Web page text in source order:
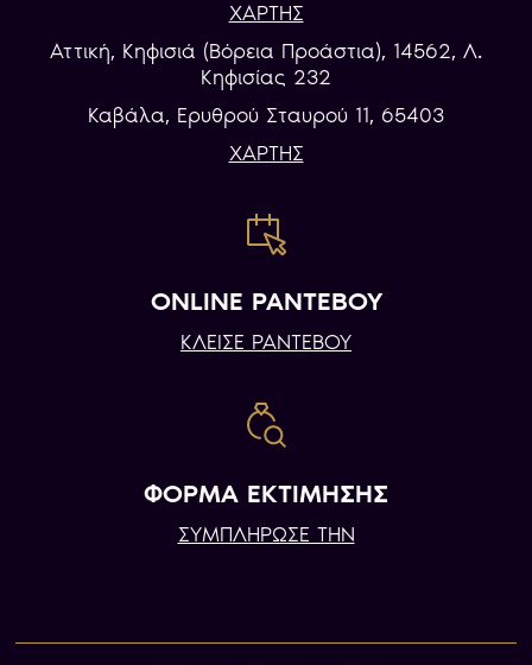
ΧΑΡΤΗΣ
Αττική, Κηφισιά (Βόρεια Προάστια), 14562, Λ.
Κηφισίας 232
Καβάλα, Eρυθρού Σταυρού 11, 65403
ΧΑΡΤΗΣ
ONLINE ΡΑΝΤΕΒΟΥ
ΚΛΕΙΣΕ ΡΑΝΤΕΒΟΥ
ΦΟΡΜΑ ΕΚΤΙΜΗΣΗΣ
ΣΥΜΠΛΗΡΩΣΕ ΤΗΝ